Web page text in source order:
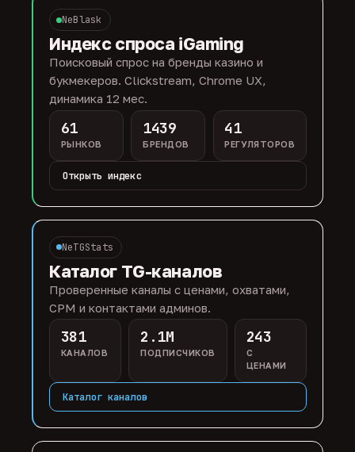
NeBlask
Индекс спроса iGaming
Поисковый спрос на бренды казино и
букмекеров. Clickstream, Chrome UX,
динамика 12 мес.
61
РЫНКОВ
1439
БРЕНДОВ
41
РЕГУЛЯТОРОВ
Открыть индекс
NeTGStats
Каталог TG-каналов
Проверенные каналы с ценами, охватами,
CPM и контактами админов.
381
КАНАЛОВ
2.1M
ПОДПИСЧИКОВ
243
С
ЦЕНАМИ
Каталог каналов